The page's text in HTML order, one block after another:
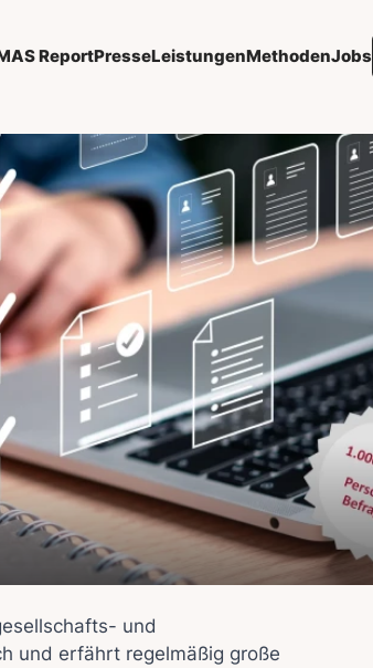
ReportPresseLeistungenMethodenJobs
und
und erfährt regelmäßig große